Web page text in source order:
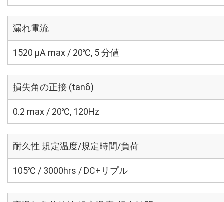
漏れ電流
1520 μA max / 20℃, 5 分値
損失角の正接 (tanδ)
0.2 max / 20℃, 120Hz
耐久性 規定温度/規定時間/負荷
105℃ / 3000hrs / DC+リプル